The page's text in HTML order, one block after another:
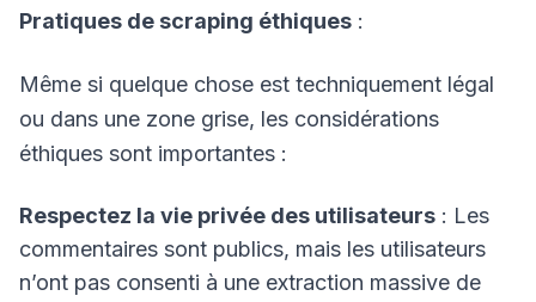
Pratiques de scraping éthiques :
Même si quelque chose est techniquement légal
ou dans une zone grise, les considérations
éthiques sont importantes :
Respectez la vie privée des utilisateurs : Les
commentaires sont publics, mais les utilisateurs
n’ont pas consenti à une extraction massive de